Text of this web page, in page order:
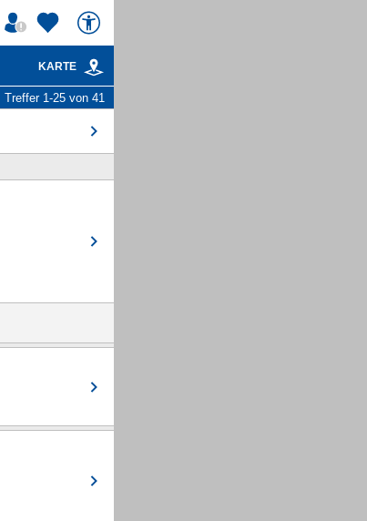
KARTE
Treffer 1-25 von 41